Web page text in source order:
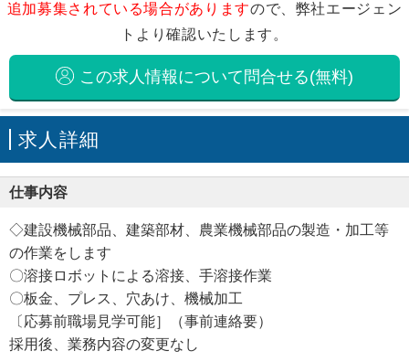
追加募集されている場合がありますので、弊社エージェン
トより確認いたします。
この求人情報について問合せる(無料)
求人詳細
仕事内容
◇建設機械部品、建築部材、農業機械部品の製造・加工等
の作業をします
〇溶接ロボットによる溶接、手溶接作業
〇板金、プレス、穴あけ、機械加工
〔応募前職場見学可能］（事前連絡要）
採用後、業務内容の変更なし